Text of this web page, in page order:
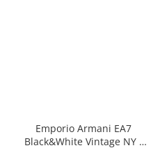
Emporio Armani EA7
Black&White Vintage NY -